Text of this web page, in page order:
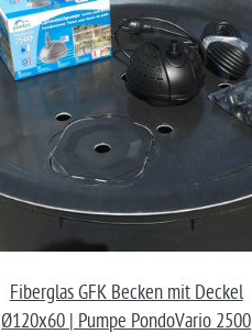
Fiberglas GFK Becken mit Deckel
Ø120x60 | Pumpe PondoVario 2500